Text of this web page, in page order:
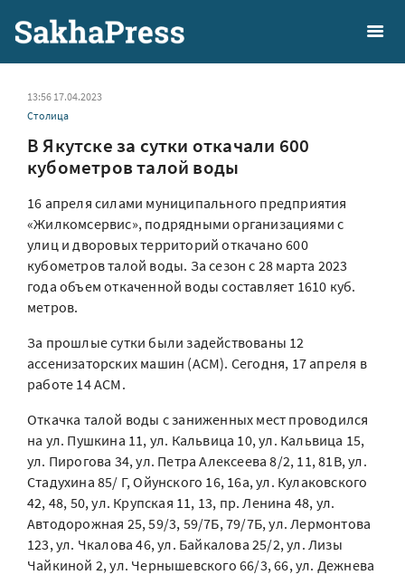
13:56 17.04.2023
Столица
В Якутске за сутки откачали 600
кубометров талой воды
16 апреля силами муниципального предприятия
«Жилкомсервис», подрядными организациями с
улиц и дворовых территорий откачано 600
кубометров талой воды. За сезон с 28 марта 2023
года объем откаченной воды составляет 1610 куб.
метров.
За прошлые сутки были задействованы 12
ассенизаторских машин (АСМ). Сегодня, 17 апреля в
работе 14 АСМ.
Откачка талой воды с заниженных мест проводился
на ул. Пушкина 11, ул. Кальвица 10, ул. Кальвица 15,
ул. Пирогова 34, ул. Петра Алексеева 8/2, 11, 81В, ул.
Стадухина 85/ Г, Ойунского 16, 16а, ул. Кулаковского
42, 48, 50, ул. Крупская 11, 13, пр. Ленина 48, ул.
Автодорожная 25, 59/3, 59/7Б, 79/7Б, ул. Лермонтова
123, ул. Чкалова 46, ул. Байкалова 25/2, ул. Лизы
Чайкиной 2, ул. Чернышевского 66/3, 66, ул. Дежнева